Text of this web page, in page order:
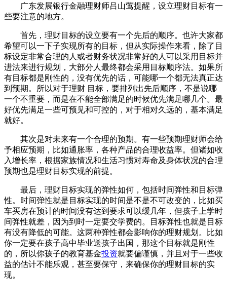
广东发展银行金融理财师吕山莺提醒，设立理财目标有一
些要注意的地方。
首先，理财目标的设立要有一个先后的顺序。也许大家都
希望可以一下子实现所有的目标，但从实际操作来看，除了目
标设定非常合理的人或者财务状况非常好的人可以采用目标并
进法来进行规划，大部分人最终都会采用目标顺序法。如果所
有目标都是刚性的，没有优先的话，可能哪一个都无法真正达
到预期。所以对于理财 目标，要排列出先后顺序，不是说哪
一个不重要，而是在不能全部满足的时候优先满足哪几个。最
好优先满足一些可预见和可控的，对于相对久远的，基本满足
就好。
其次是对未来有一个合理的预期。有一些预期理财师会给
予相应预期，比如通胀率，各种产品的合理收益率。但诸如收
入增长率，根据家族情况和生活习惯对寿命及身体状况的合理
预期也是理财目标实现的前提。
最后，理财目标实现的弹性如何，包括时间弹性和目标弹
性。时间弹性就是目标实现的时间是不是不可改变的，比如买
车买房在预计的时间没有达到要求可以缓几年，但孩子上学时
间弹性就差，因为到时一定要交学费的。目标弹性也就是目标
有没有降低的可能。这两种弹性都会影响你的理财规划。比如
你一定要在孩子高中毕业送孩子出国，那这个目标就是刚性
的，所以你孩子的教育基金投资就要偏谨慎，并且对于一些收
益的估计不能乐观，甚至要保守，来确保你的理财目标的实
现。